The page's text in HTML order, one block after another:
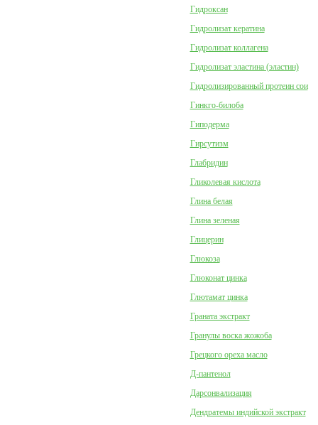
Гидроксан
Гидролизат кератина
Гидролизат коллагена
Гидролизат эластина (эластин)
Гидролизированный протеин сои
Гинкго-билоба
Гиподерма
Гирсутизм
Глабридин
Гликолевая кислота
Глина белая
Глина зеленая
Глицерин
Глюкоза
Глюконат цинка
Глютамат цинка
Граната экстракт
Гранулы воска жожоба
Грецкого ореха масло
Д-пантенол
Дарсонвализация
Дендратемы индийской экстракт